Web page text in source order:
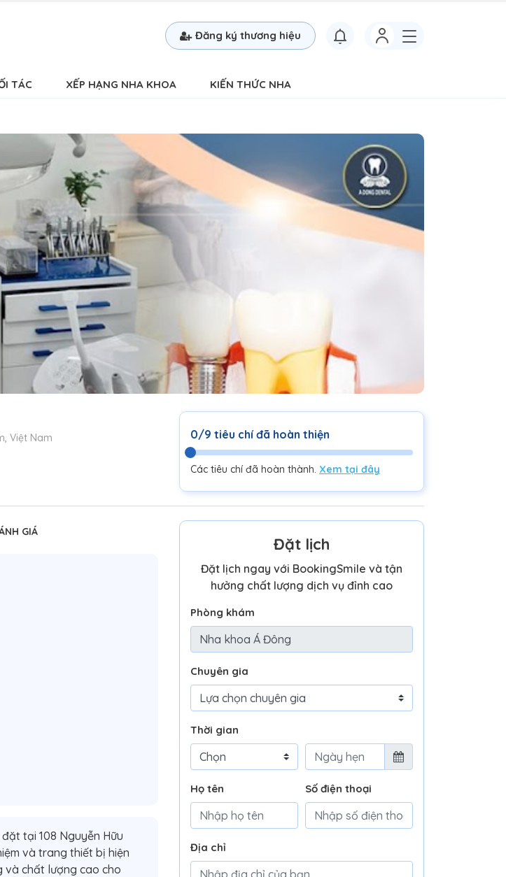
Đăng ký thương hiệu
TÁC XẾP HẠNG NHA KHOA KIẾN THỨC NHA
Việt Nam 0/9 tiêu chí đã hoàn thiện
Các tiêu chí đã hoàn thành. Xem tại đây
GIÁ
tại 108 Nguyễn Hữu
và trang thiết bị hiện
và chất lượng cao cho
Đặt lịch
Đặt lịch ngay với BookingSmile và tận
hưởng chất lượng dịch vụ đỉnh cao
Phòng khám
Chuyên gia
Thời gian
Họ tên Số điện thoại
Địa chỉ